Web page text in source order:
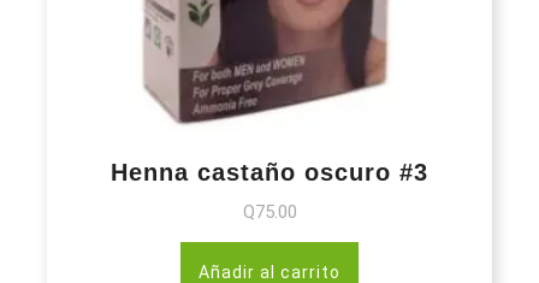
Henna castaño oscuro #3
Q75.00
Añadir al carrito